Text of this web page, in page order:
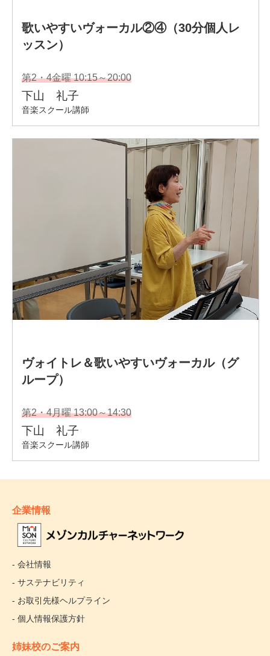
企業情報
- 会社情報
- サステナビリティ
- お取引先様ヘルプライン
- 個人情報保護方針
姉妹校のご案内